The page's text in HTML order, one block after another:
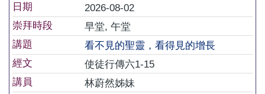
日期
2026-08-02
崇拜時段
早堂, 午堂
講題
看不見的聖靈，看得見的增長
經文
使徒行傳六1-15
講員
林蔚然姊妹